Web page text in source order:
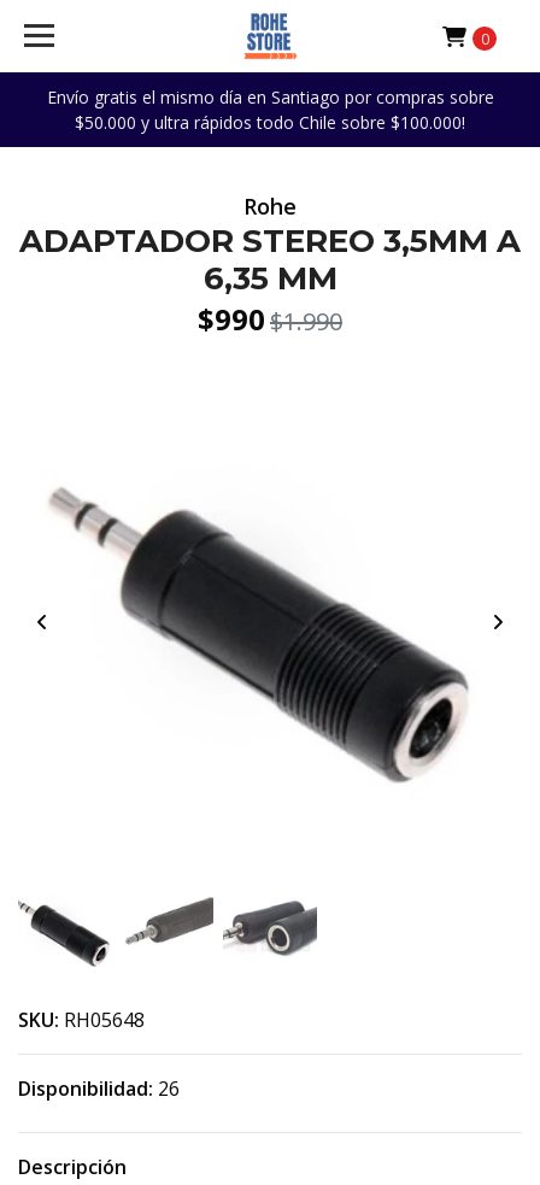
Envío gratis el mismo día en Santiago por compras sobre
$50.000 y ultra rápidos todo Chile sobre $100.000!
0
Rohe
ADAPTADOR STEREO 3,5MM A
6,35 MM
$990$1.990
SKU: RH05648
Disponibilidad: 26
Descripción